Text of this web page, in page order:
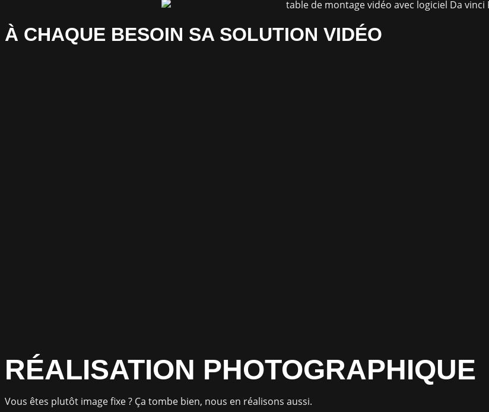
À CHAQUE BESOIN SA SOLUTION VIDÉO
RÉALISATION PHOTOGRAPHIQUE
Vous êtes plutôt image fixe ? Ça tombe bien, nous en réalisons aussi.